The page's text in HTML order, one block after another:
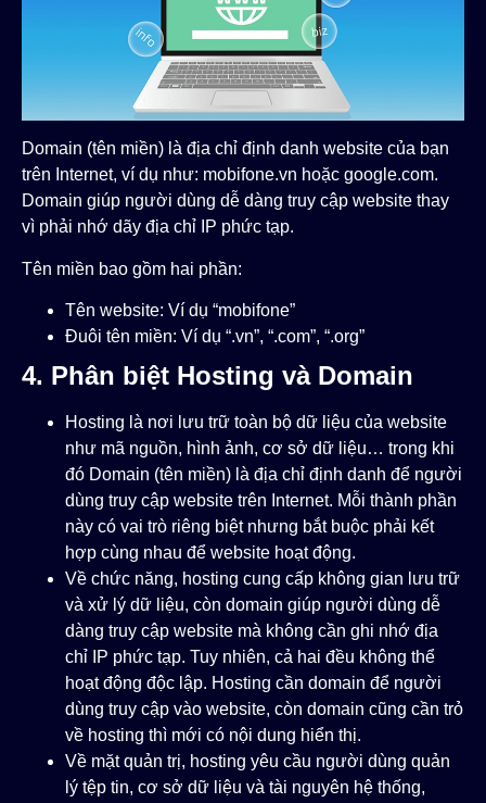
Domain (tên miền) là địa chỉ định danh website của bạn
trên Internet, ví dụ như: mobifone.vn hoặc google.com.
Domain giúp người dùng dễ dàng truy cập website thay
vì phải nhớ dãy địa chỉ IP phức tạp.
Tên miền bao gồm hai phần:
Tên website: Ví dụ “mobifone”
Đuôi tên miền: Ví dụ “.vn”, “.com”, “.org”
4. Phân biệt Hosting và Domain
Hosting là nơi lưu trữ toàn bộ dữ liệu của website
như mã nguồn, hình ảnh, cơ sở dữ liệu… trong khi
đó Domain (tên miền) là địa chỉ định danh để người
dùng truy cập website trên Internet. Mỗi thành phần
này có vai trò riêng biệt nhưng bắt buộc phải kết
hợp cùng nhau để website hoạt động.
Về chức năng, hosting cung cấp không gian lưu trữ
và xử lý dữ liệu, còn domain giúp người dùng dễ
dàng truy cập website mà không cần ghi nhớ địa
chỉ IP phức tạp. Tuy nhiên, cả hai đều không thể
hoạt động độc lập. Hosting cần domain để người
dùng truy cập vào website, còn domain cũng cần trỏ
về hosting thì mới có nội dung hiển thị.
Về mặt quản trị, hosting yêu cầu người dùng quản
lý tệp tin, cơ sở dữ liệu và tài nguyên hệ thống,